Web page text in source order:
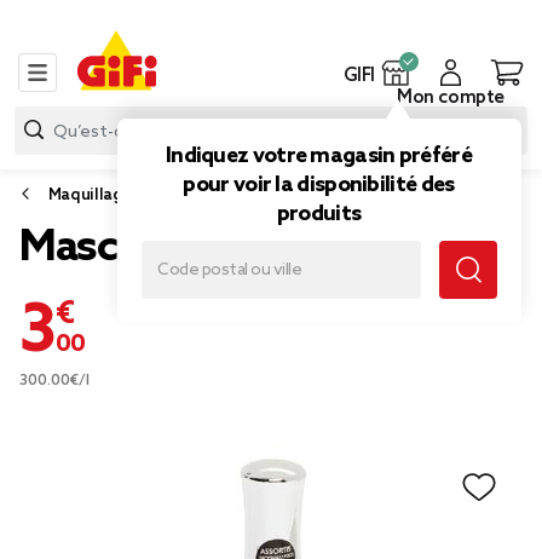
GIFI
Indiquez votre magasin préféré
pour voir la disponibilité des
produits
Mon compte
Maquillage
Mascara experience
3,00 €
300.00€/l